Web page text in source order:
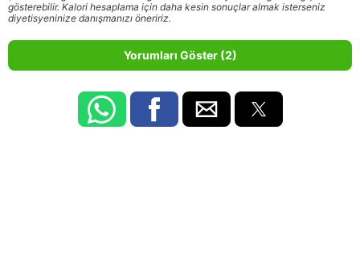
gösterebilir. Kalori hesaplama için daha kesin sonuçlar almak isterseniz
diyetisyeninize danışmanızı öneririz.
Yorumları Göster (2)